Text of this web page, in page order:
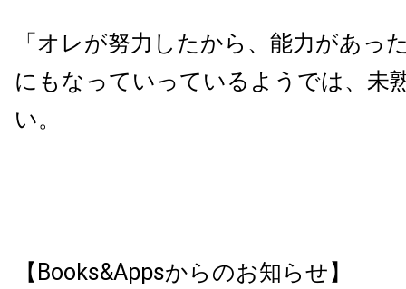
「オレが努力したから、能力があっ
にもなっていっているようでは、未
い。
【Books&Appsからのお知らせ】